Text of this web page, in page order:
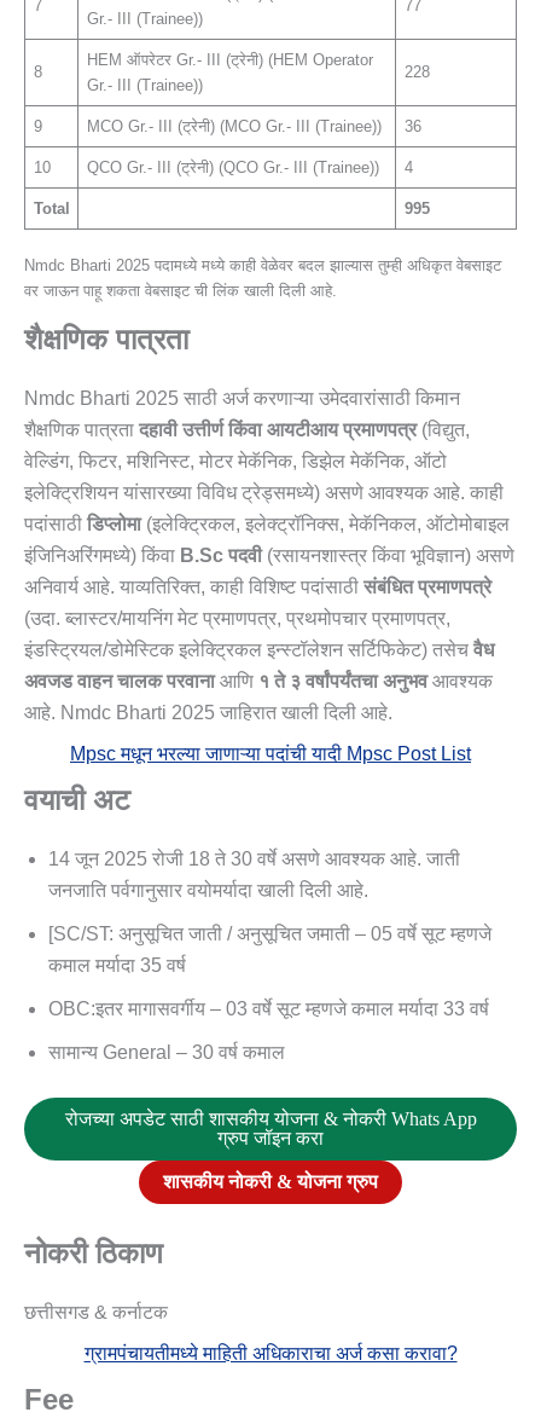
7
Gr.- III (Trainee))
77
8
HEM ऑपरेटर Gr.- III (ट्रेनी) (HEM Operator
Gr.- III (Trainee))
228
9 MCO Gr.- III (ट्रेनी) (MCO Gr.- III (Trainee)) 36
10 QCO Gr.- III (ट्रेनी) (QCO Gr.- III (Trainee)) 4
Total 995
Nmdc Bharti 2025 पदामध्ये मध्ये काही वेळेवर बदल झाल्यास तुम्ही अधिकृत वेबसाइट
वर जाऊन पाहू शकता वेबसाइट ची लिंक खाली दिली आहे.
शैक्षणिक पात्रता
Nmdc Bharti 2025 साठी अर्ज करणाऱ्या उमेदवारांसाठी किमान
शैक्षणिक पात्रता दहावी उत्तीर्ण किंवा आयटीआय प्रमाणपत्र(विद्युत,
वेल्डिंग, फिटर, मशिनिस्ट, मोटर मेकॅनिक, डिझेल मेकॅनिक, ऑटो
इलेक्ट्रिशियन यांसारख्या विविध ट्रेड्समध्ये) असणे आवश्यक आहे. काही
पदांसाठी डिप्लोमा(इलेक्ट्रिकल, इलेक्ट्रॉनिक्स, मेकॅनिकल, ऑटोमोबाइल
इंजिनिअरिंगमध्ये) किंवा B.Sc पदवी(रसायनशास्त्र किंवा भूविज्ञान) असणे
अनिवार्य आहे. याव्यतिरिक्त, काही विशिष्ट पदांसाठी संबंधित प्रमाणपत्रे
(उदा. ब्लास्टर/मायनिंग मेट प्रमाणपत्र, प्रथमोपचार प्रमाणपत्र,
इंडस्ट्रियल/डोमेस्टिक इलेक्ट्रिकल इन्स्टॉलेशन सर्टिफिकेट) तसेच वैध
अवजड वाहन चालक परवानाआणि १ ते ३ वर्षांपर्यंतचा अनुभवआवश्यक
आहे. Nmdc Bharti 2025 जाहिरात खाली दिली आहे.
Mpsc मधून भरल्या जाणाऱ्या पदांची यादी Mpsc Post List
वयाची अट
14 जून 2025 रोजी 18 ते 30 वर्षे असणे आवश्यक आहे. जाती
जनजाति पर्वगानुसार वयोमर्यादा खाली दिली आहे.
[SC/ST: अनुसूचित जाती / अनुसूचित जमाती – 05 वर्षे सूट म्हणजे
कमाल मर्यादा 35 वर्ष
OBC:इतर मागासवर्गीय – 03 वर्षे सूट म्हणजे कमाल मर्यादा 33 वर्ष
सामान्य General – 30 वर्ष कमाल
रोजच्या अपडेट साठी शासकीय योजना & नोकरी Whats App
ग्रुप जॉइन करा
शासकीय नोकरी & योजना ग्रुप
नोकरी ठिकाण
छत्तीसगड & कर्नाटक
ग्रामपंचायतीमध्ये माहिती अधिकाराचा अर्ज कसा करावा?
Fee